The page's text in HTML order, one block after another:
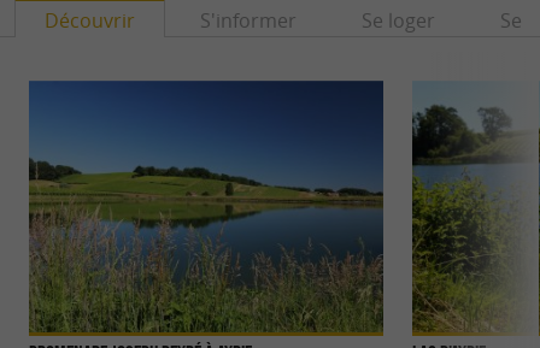
Découvrir S'informer Se loger Se